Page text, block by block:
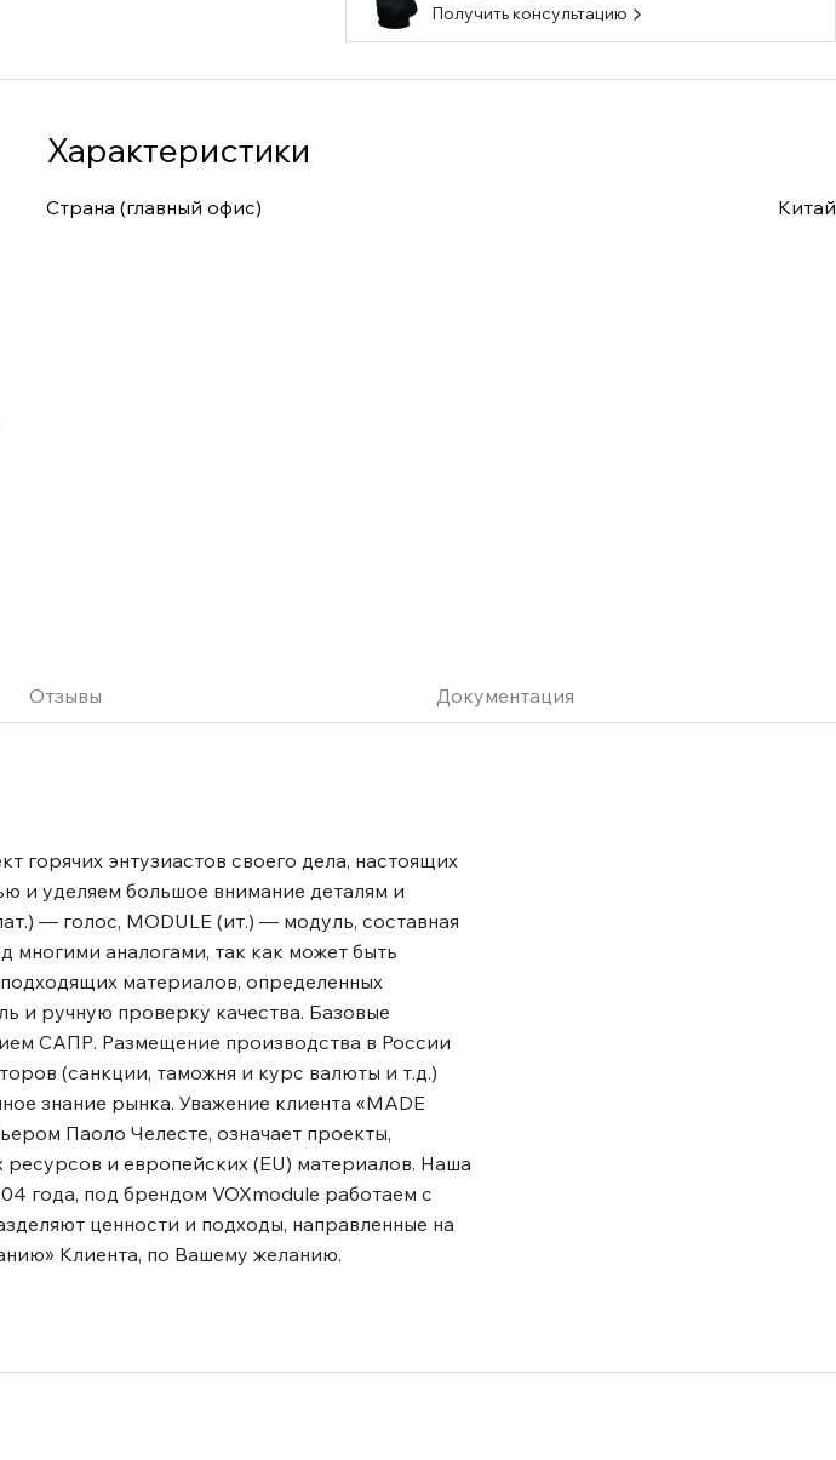
Получить консультацию
Характеристики
Страна (главный офис) Китай
Отзывы Документация
горячих энтузиастов своего дела, настоящих
и уделяем большое внимание деталям и
— голос, MODULE (ит.) — модуль, составная
аналогами, так как может быть
материалов, определенных
и ручную проверку качества. Базовые
САПР. Размещение производства в России
(санкции, таможня и курс валюты и т.д.)
знание рынка. Уважение клиента «MADE
Паоло Челесте, означает проекты,
и европейских (EU) материалов. Наша
года, под брендом VOXmodule работаем с
ценности и подходы, направленные на
Клиента, по Вашему желанию.